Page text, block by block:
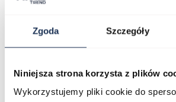
Zgoda Szczegóły
Niniejsza strona korzysta z plików
Wykorzystujemy pliki cookie do
Opinie
Zapytaj o produkt